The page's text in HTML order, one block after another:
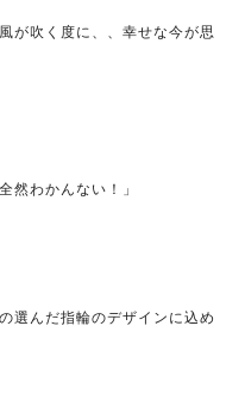
が吹く度に、、幸せな今が思
然わかんない！」
選んだ指輪のデザインに込め